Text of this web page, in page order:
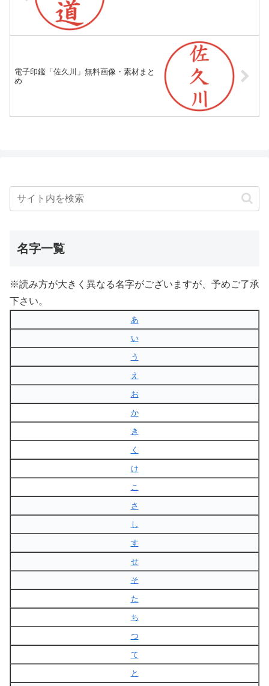
電子印鑑「佐久川」無料画像・素材まと
め
名字一覧
※読み方が大きく異なる名字がございますが、予めご了承
下さい。
あ
い
う
え
お
か
き
く
け
こ
さ
し
す
せ
そ
た
ち
つ
て
と